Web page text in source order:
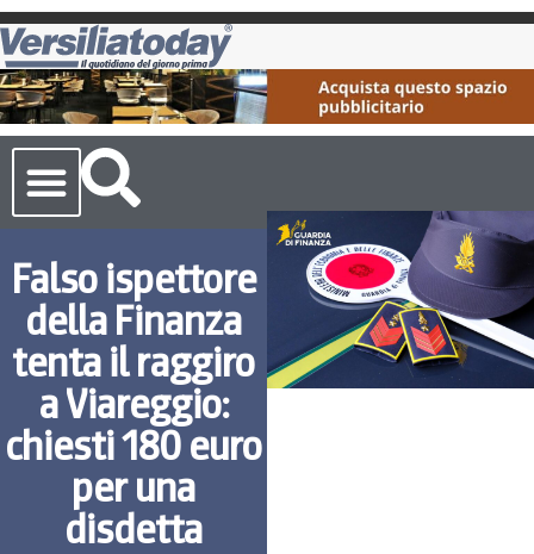
Falso ispettore
della Finanza
tenta il raggiro
a Viareggio:
chiesti 180 euro
per una
disdetta